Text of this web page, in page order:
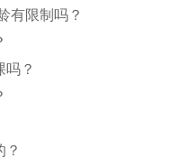
有限制吗？
吗？
？